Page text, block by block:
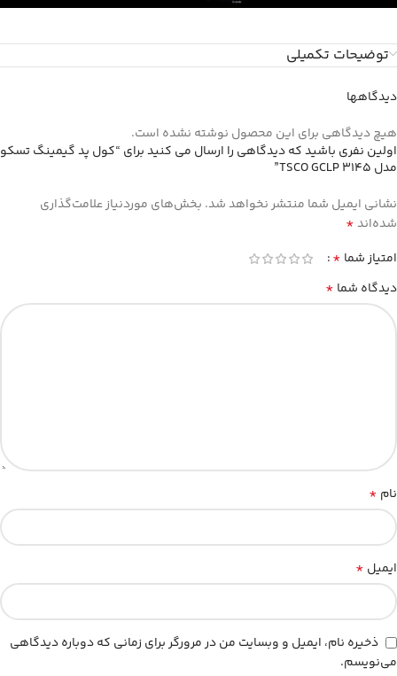
توضیحات تکمیلی
دیدگاهها
هیچ دیدگاهی برای این محصول نوشته نشده است.
اولین نفری باشید که دیدگاهی را ارسال می کنید برای “کول پد گیمینگ تسکو
مدل TSCO GCLP 3145”
نشانی ایمیل شما منتشر نخواهد شد. بخش‌های موردنیاز علامت‌گذاری
شده‌اند*
امتیاز شما *
دیدگاه شما *
نام *
ایمیل *
ذخیره نام، ایمیل و وبسایت من در مرورگر برای زمانی که دوباره دیدگاهی
می‌نویسم.